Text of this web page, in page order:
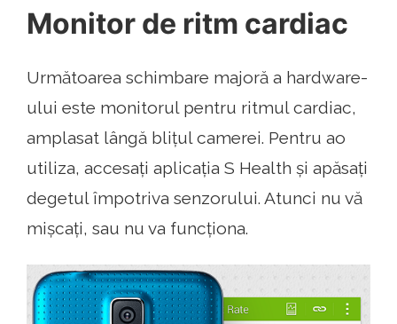
Monitor de ritm cardiac
Următoarea schimbare majoră a hardware-
ului este monitorul pentru ritmul cardiac,
amplasat lângă blițul camerei. Pentru ao
utiliza, accesați aplicația S Health și apăsați
degetul împotriva senzorului. Atunci nu vă
mișcați, sau nu va funcționa.